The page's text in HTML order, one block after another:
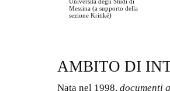
Messina (a supporto della
sezione Kritiké)
AMBITO DI
Nata nel 1998, documenti